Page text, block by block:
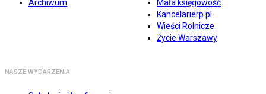
Archiwum
Mała księgowość
Kancelarierp.pl
Wieści Rolnicze
Życie Warszawy
NASZE WYDARZENIA